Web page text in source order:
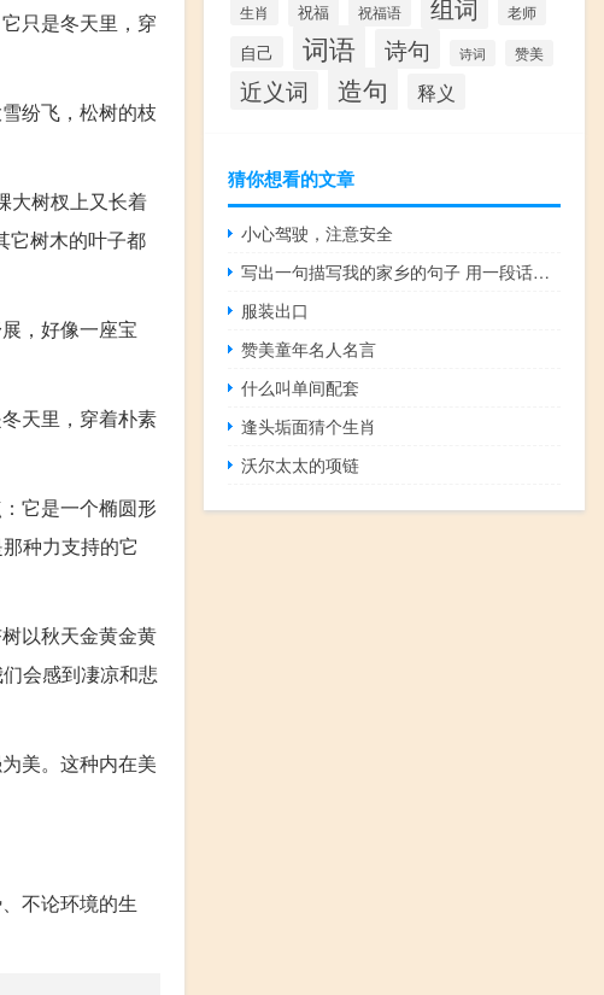
只是冬天里，穿
纷飞，松树的枝
大树杈上又长着
它树木的叶子都
，好像一座宝
天里，穿着朴素
它是一个椭圆形
种力支持的它
以秋天金黄金黄
会感到凄凉和悲
美。这种内在美
不论环境的生
生肖 祝福 祝福语 组词 老师
自己 词语 诗句 诗词 赞美
近义词 造句 释义
猜你想看的文章
小心驾驶，注意安全
写出一句描写我的家乡的句子 用一段话描写我的家乡
服装出口
赞美童年名人名言
什么叫单间配套
逢头垢面猜个生肖
沃尔太太的项链